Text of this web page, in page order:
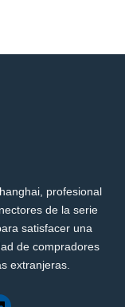
profesional
de la serie
satisfacer una
de compradores
extranjeras.